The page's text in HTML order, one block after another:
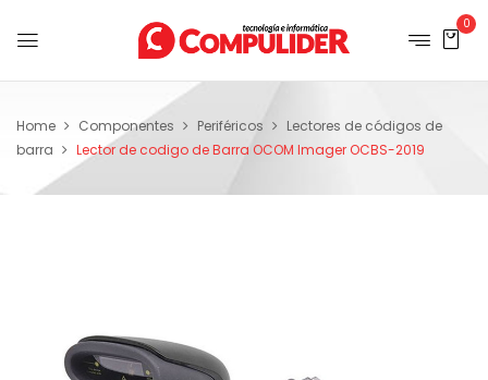
0
Home Componentes Periféricos
Lectores de códigos de
barra
Lector de codigo de Barra OCOM Imager OCBS-2019